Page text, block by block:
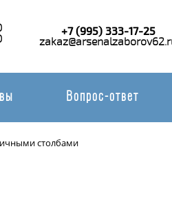
+7 (995) 333-17-25
Вопрос-ответ
столбами